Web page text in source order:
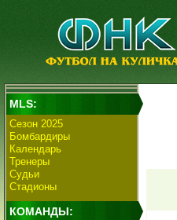
MLS:
Сезон 2025
Бомбардиры
Календарь
Тренеры
Судьи
Стадионы
КОМАНДЫ: